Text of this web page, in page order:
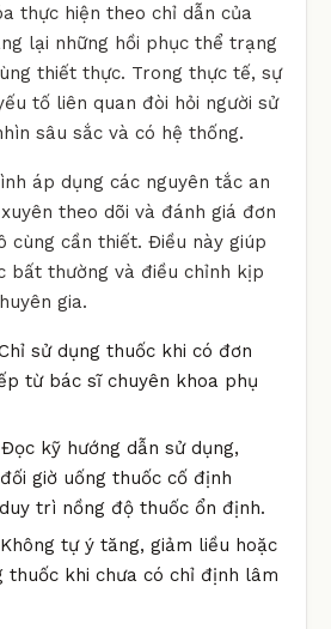
thực hiện theo chỉ dẫn của
lại những hồi phục thể trạng
thiết thực. Trong thực tế, sự
tố liên quan đòi hỏi người sử
sâu sắc và có hệ thống.
áp dụng các nguyên tắc an
theo dõi và đánh giá đơn
cùng cần thiết. Điều này giúp
bất thường và điều chỉnh kịp
gia.
sử dụng thuốc khi có đơn
từ bác sĩ chuyên khoa phụ
Đọc kỹ hướng dẫn sử dụng,
giờ uống thuốc cố định
trì nồng độ thuốc ổn định.
Không tự ý tăng, giảm liều hoặc
thuốc khi chưa có chỉ định lâm